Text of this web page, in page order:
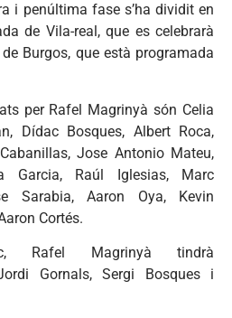
i penúltima fase s’ha dividit en
de Vila-real, que es celebrarà
Burgos, que està programada
per Rafel Magrinyà són Celia
Dídac Bosques, Albert Roca,
Jose Antonio Mateu,
Garcia, Raúl Iglesias, Marc
Sarabia, Aaron Oya, Kevin
Cortés.
Rafel Magrinyà tindrà
Gornals, Sergi Bosques i